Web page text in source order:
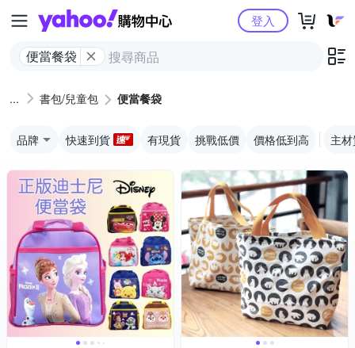
Yahoo購物中心
便當餐袋
登入
書包/兒童包 便當餐袋
品牌 快速到貨 有現貨 挑戰低價 價格低到高 主